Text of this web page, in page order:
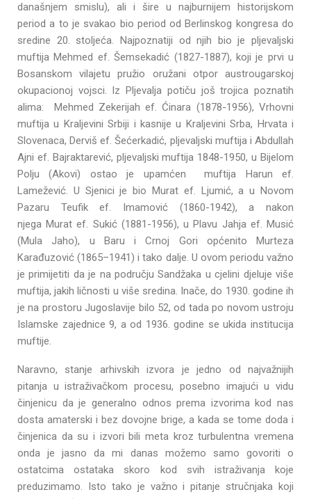
današnjem smislu), ali i šire u najburnijem historijskom
period a to je svakao bio period od Berlinskog kongresa do
sredine 20. stoljeća. Najpoznatiji od njih bio je pljevaljski
muftija Mehmed ef. Šemsekadić (1827-1887), koji je prvi u
Bosanskom vilajetu pružio oružani otpor austrougarskoj
okupacionoj vojsci. Iz Pljevalja potiču još trojica poznatih
alima: Mehmed Zekerijah ef. Ćinara (1878-1956), Vrhovni
muftija u Kraljevini Srbiji i kasnije u Kraljevini Srba, Hrvata i
Slovenaca, Derviš ef. Šećerkadić, pljevaljski muftija i Abdullah
Ajni ef. Bajraktarević, pljevaljski muftija 1848-1950, u Bijelom
Polju (Akovi) ostao je upamćen muftija Harun ef.
Lamežević. U Sjenici je bio Murat ef. Ljumić, a u Novom
Pazaru Teufik ef. Imamović (1860-1942), a nakon
njega Murat ef. Sukić (1881-1956), u Plavu Jahja ef. Musić
(Mula Jaho), u Baru i Crnoj Gori općenito Murteza
Karađuzović (1865–1941) i tako dalje. U ovom periodu važno
je primijetiti da je na području Sandžaka u cjelini djeluje više
muftija, jakih ličnosti u više sredina. Inače, do 1930. godine ih
je na prostoru Jugoslavije bilo 52, od tada po novom ustroju
Islamske zajednice 9, a od 1936. godine se ukida institucija
muftije.
Naravno, stanje arhivskih izvora je jedno od najvažnijih
pitanja u istraživačkom procesu, posebno imajući u vidu
činjenicu da je generalno odnos prema izvorima kod nas
dosta amaterski i bez dovojne brige, a kada se tome doda i
činjenica da su i izvori bili meta kroz turbulentna vremena
onda je jasno da mi danas možemo samo govoriti o
ostatcima ostataka skoro kod svih istraživanja koje
preduzimamo. Isto tako je važno i pitanje stručnjaka koji